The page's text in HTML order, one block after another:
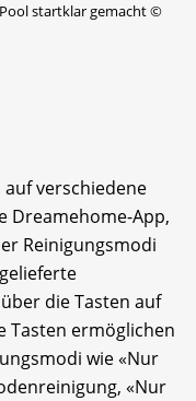
startklar gemacht©
verschiedene
Dreamehome-App,
Reinigungsmodi
die Tasten auf
Tasten ermöglichen
wie «Nur
«Nur